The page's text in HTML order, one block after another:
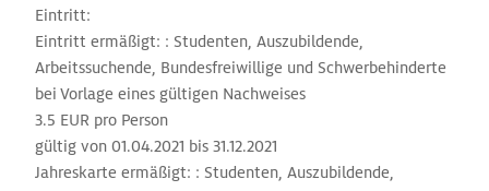
Eintritt:
Eintritt ermäßigt: : Studenten, Auszubildende,
Arbeitssuchende, Bundesfreiwillige und Schwerbehinderte
bei Vorlage eines gültigen Nachweises
3.5 EUR pro Person
gültig von 01.04.2021 bis 31.12.2021
Jahreskarte ermäßigt: : Studenten, Auszubildende,